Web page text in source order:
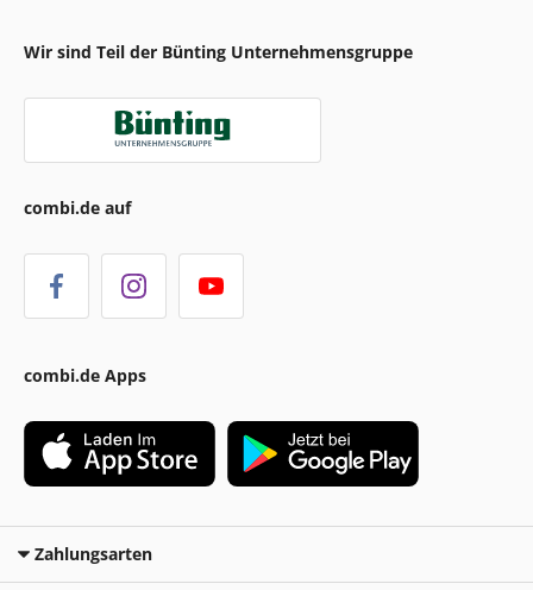
Wir sind Teil der Bünting Unternehmensgruppe
combi.de auf
combi.de Apps
Zahlungsarten